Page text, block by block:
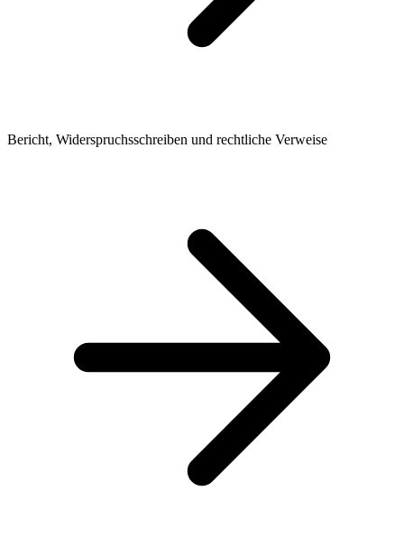
Bericht, Widerspruchsschreiben und rechtliche Verweise